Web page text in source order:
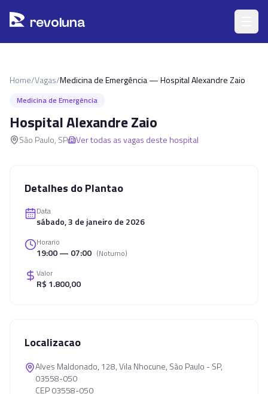
revoluna
Home/Vagas/Medicina de Emergência — Hospital Alexandre Zaio
Medicina de Emergência
Hospital Alexandre Zaio
São Paulo, SP Ver todas as vagas deste hospital
Detalhes do Plantao
Data
sábado, 3 de janeiro de 2026
Horario
19:00 — 07:00 (Noturno)
Valor
R$ 1.800,00
Localizacao
Alves Maldonado, 128, Vila Nhocune, São Paulo - SP,
03558-050
CEP 03558-050